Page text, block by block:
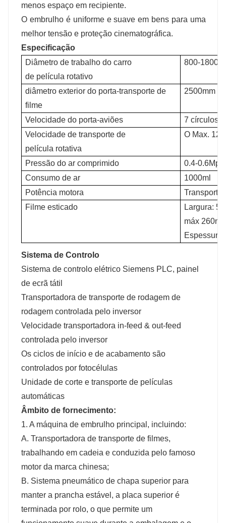
menos espaço em recipiente.
O embrulho é uniforme e suave em bens para uma
melhor tensão e proteção cinematográfica.
Especificação
Diâmetro de trabalho do carro
de película rotativo
800-
diâmetro exterior do porta-transporte de
filme
2500mm
Velocidade do porta-aviões
7 círculos/
Velocidade de transporte de
película rotativa
O Max.
Pressão do ar comprimido
0.4-0.6Mpa
Consumo de ar
1000ml
Potência motora
Filme esticado
Largura:
máx
Sistema de Controlo
Sistema de controlo elétrico Siemens PLC, painel
de ecrã tátil
Transportadora de transporte de rodagem de
rodagem controlada pelo inversor
Velocidade transportadora in-feed & out-feed
controlada pelo inversor
Os ciclos de início e de acabamento são
controlados por fotocélulas
Unidade de corte e transporte de películas
automáticas
Âmbito de fornecimento:
1. A máquina de embrulho principal, incluindo:
A. Transportadora de transporte de filmes,
trabalhando em cadeia e conduzida pelo famoso
motor da marca chinesa;
B. Sistema pneumático de chapa superior para
manter a prancha estável, a placa superior é
terminada por rolo, o que permite um